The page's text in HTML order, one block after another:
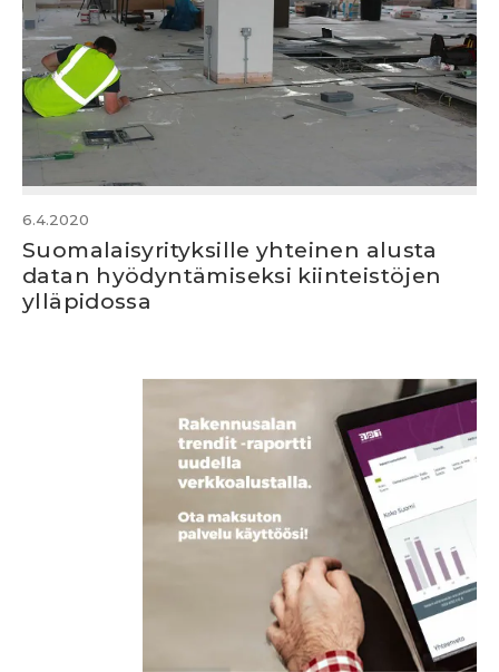
6.4.2020
Suomalaisyrityksille yhteinen alusta
datan hyödyntämiseksi kiinteistöjen
ylläpidossa